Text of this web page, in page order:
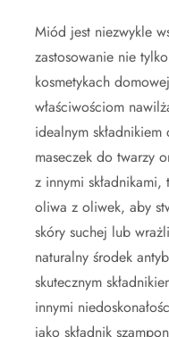
Miód jest niezwykle
zastosowanie nie
kosmetykach
właściwościom
idealnym
maseczek do twarzy
z innymi
oliwa z oliwek, aby
skóry suchej lub
naturalny środek
skutecznym
innymi
jako składnik